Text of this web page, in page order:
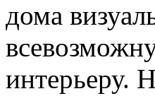
дома
интерьеру.